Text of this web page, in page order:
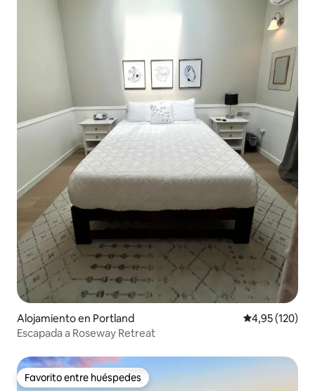
Alojamiento en Portland Calificación
4,95 (120)
Escapada a Roseway Retreat
Favorito entre huéspedes
Favorito entre huéspedes